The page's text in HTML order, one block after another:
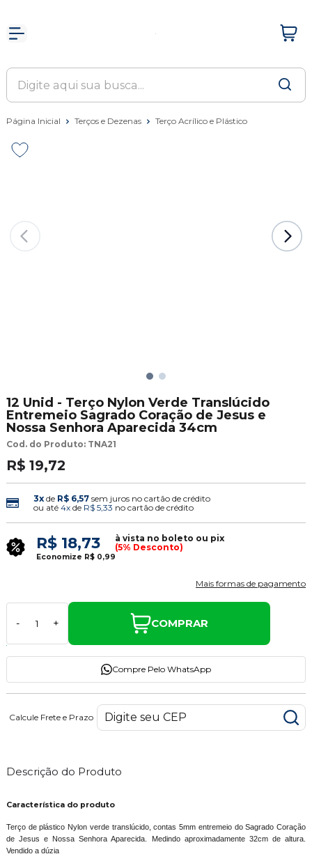
Página Inicial Terços e Dezenas Terço Acrílico e Plástico
12 Unid - Terço Nylon Verde Translúcido
Entremeio Sagrado Coração de Jesus e
Nossa Senhora Aparecida 34cm
Cod. do Produto: TNA21
R$ 19,72
3xde R$ 6,57 sem juros no cartão de crédito
ou até 4xde R$ 5,33 no cartão de crédito
R$ 18,73
à vista no boleto ou pix
(5% Desconto)
Economize R$ 0,99
Mais formas de pagamento
- + COMPRAR
Compre Pelo WhatsApp
Calcule Frete e Prazo
Descrição do Produto
Característica do produto
Terço de plástico Nylon verde translúcido, contas 5mm entremeio do Sagrado Coração
de Jesus e Nossa Senhora Aparecida. Medindo aproximadamente 32cm de altura.
Vendido a dúzia